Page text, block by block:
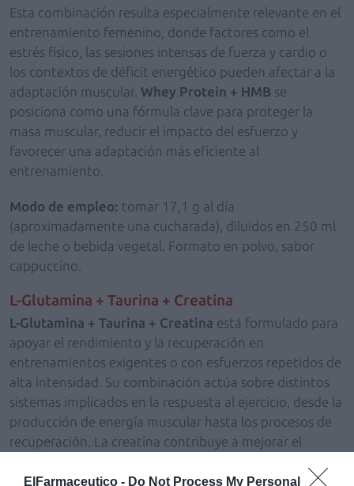
ElFarmaceutico - Do Not Process My Personal
Esta combinación resulta especialmente relevante en el
entrenamiento femenino, donde factores como el
estrés físico, las sesiones intensas de fuerza y cardio o
los contextos de déficit energético pueden afectar a la
adaptación muscular. Whey Protein + HMB se
posiciona como una fórmula clave para proteger la
masa muscular, reducir el impacto del esfuerzo y
favorecer una adaptación más eficiente al
entrenamiento.
Modo de empleo: tomar 17,1 g al día
(aproximadamente una cucharada), diluidos en 250 ml
de leche o bebida vegetal. Formato en polvo, sabor
cappuccino.
L-Glutamina + Taurina + Creatina
L-Glutamina + Taurina + Creatina está formulado para
apoyar el rendimiento y la recuperación en
entrenamientos exigentes o con esfuerzos repetidos de
alta intensidad. Su combinación actúa sobre distintos
sistemas implicados en la respuesta al ejercicio, desde la
producción de energía muscular hasta los procesos de
recuperación. La creatina contribuye a mejorar el
glutamina participa en la recuperación muscular y